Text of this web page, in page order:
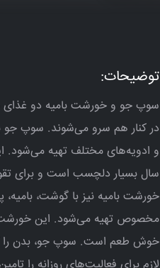
توضیحات:
سوپ جو و خورشت بامیه دو غذای
در کنار هم سرو می‌شوند. سوپ جو
و ادویه‌های مختلف تهیه می‌شود.
سال بسیار دلچسب است و برای
خورشت بامیه نیز با گوشت،
مخصوص تهیه می‌شود. این خورشت
خوش طعم است. سوپ جو، بدن را